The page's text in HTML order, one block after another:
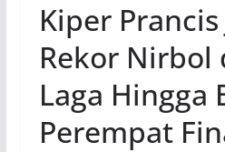
Kiper Prancis
Rekor Nirbol
Laga Hingga
Perempat